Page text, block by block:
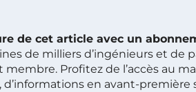
de cet article avec un
de milliers d’ingénieurs et de
Profitez de l’accès au
d’informations en avant-